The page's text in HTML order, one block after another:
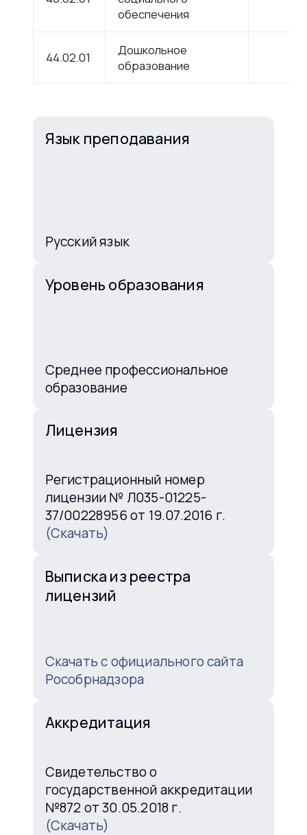
обеспечения
44.02.01
Дошкольное
образование
Язык преподавания
Русский язык
Уровень образования
Среднее профессиональное
образование
Лицензия
Регистрационный номер
лицензии № Л035-01225-
37/00228956 от 19.07.2016 г.
(Скачать)
Выписка из реестра
лицензий
Скачать с официального сайта
Рособрнадзора
Аккредитация
Свидетельство о
государственной аккредитации
№872 от 30.05.2018 г.
(Скачать)